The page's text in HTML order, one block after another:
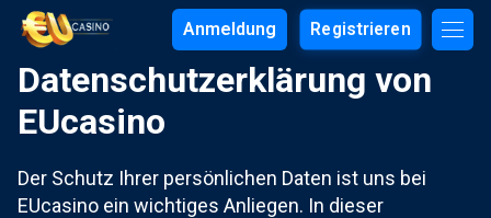
Anmeldung Registrieren
Datenschutzerklärung von
EUcasino
Der Schutz Ihrer persönlichen Daten ist uns bei
EUcasino ein wichtiges Anliegen. In dieser